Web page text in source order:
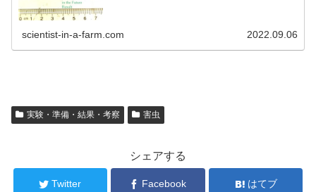
scientist-in-a-farm.com 2022.09.06
実験・準備・結果・考察 害虫
シェアする
Twitter Facebook はてブ